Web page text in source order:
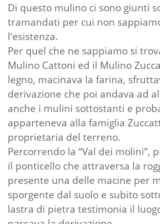
Di questo mulino ci sono giunti
tramandati per cui non
l'esistenza.
Per quel che ne sappiamo si
Mulino Cattoni ed il Mulino
legno, macinava la farina,
derivazione che poi andava ad
anche i mulini sottostanti e
apparteneva alla famiglia
proprietaria del terreno.
Percorrendo la “Val dei molini”,
il ponticello che attraversa la
presente una delle macine per
sporgente dal suolo e subito
lastra di pietra testimonia il